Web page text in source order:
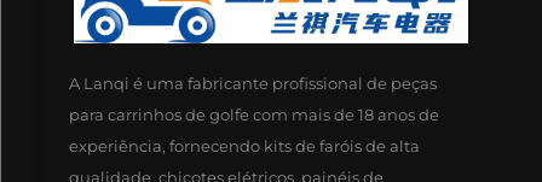
A Lanqi é uma fabricante profissional de peças
para carrinhos de golfe com mais de 18 anos de
experiência, fornecendo kits de faróis de alta
qualidade, chicotes elétricos, painéis de